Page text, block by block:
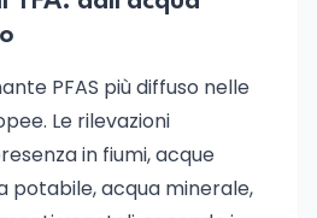
PFAS più diffuso nelle
Le rilevazioni
in fiumi, acque
potabile, acqua minerale,